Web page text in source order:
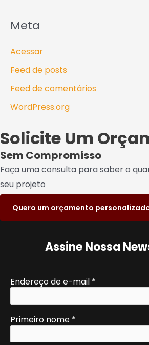
Meta
Acessar
Feed de posts
Feed de comentários
WordPress.org
Solicite Um
Sem Compromisso
Faça uma consulta para saber o
seu projeto
Quero um orçamento
Assine Nossa
Endereço de e-mail *
Primeiro nome *